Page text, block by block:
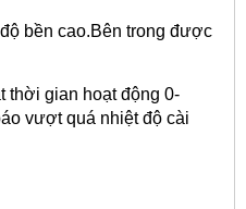
bền cao.Bên trong được
thời gian hoạt động 0-
vượt quá nhiệt độ cài